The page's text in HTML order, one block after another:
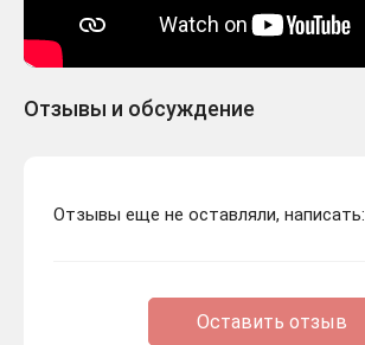
Отзывы и обсуждение
Отзывы еще не оставляли, написать:
Оставить отзыв